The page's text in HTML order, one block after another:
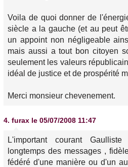
Voila de quoi donner de
siècle a la gauche (et au peut
un appoint non négligeable
mais aussi a tout bon citoyen
seulement les valeurs
idéal de justice et de prospérité
Merci monsieur chevenement.
4. furax le 05/07/2008 11:47
L'important courant
longtemps des messages ,
fédéré d'une manière ou d'un